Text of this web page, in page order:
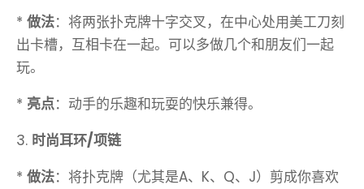
* 做法：将两张扑克牌十字交叉，在中心处用美工刀刻
出卡槽，互相卡在一起。可以多做几个和朋友们一起
玩。
* 亮点：动手的乐趣和玩耍的快乐兼得。
3. 时尚耳环/项链
* 做法：将扑克牌（尤其是A、K、Q、J）剪成你喜欢